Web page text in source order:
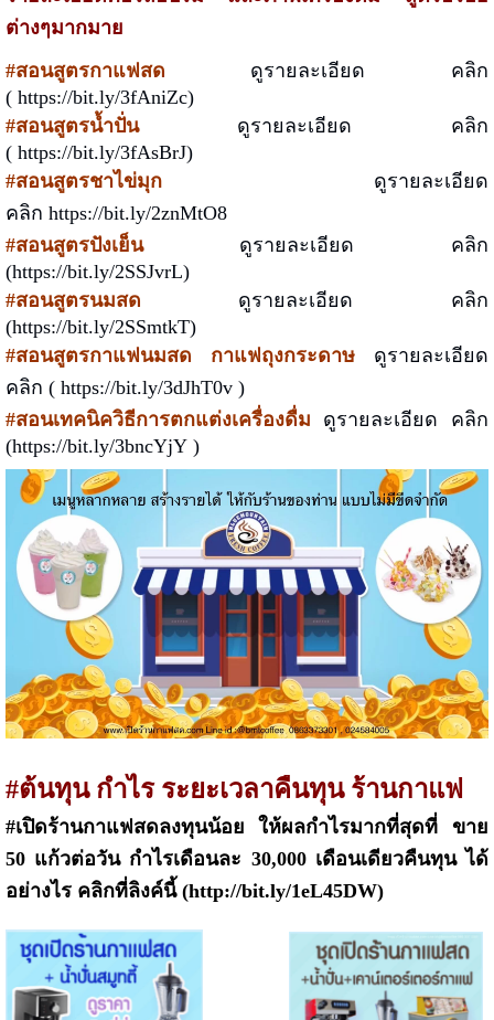
ต่างๆมากมาย
#สอนสูตรกาแฟสด ดูรายละเอียด คลิก
( https://bit.ly/3fAniZc)
#สอนสูตรน้ำปั่นดูรายละเอียด คลิก
( https://bit.ly/3fAsBrJ)
#สอนสูตรชาไข่มุกดูรายละเอียด
คลิก https://bit.ly/2znMtO8
#สอนสูตรปังเย็นดูรายละเอียด คลิก
(https://bit.ly/2SSJvrL)
#สอนสูตรนมสด ดูรายละเอียด คลิก
(https://bit.ly/2SSmtkT)
#สอนสูตรกาแฟนมสด กาแฟถุงกระดาษ ดูรายละเอียด
คลิก ( https://bit.ly/3dJhT0v)
#สอนเทคนิควิธีการตกแต่งเครื่องดื่ม ดูรายละเอียด คลิก
(https://bit.ly/3bncYjY)
#ต้นทุน กำไร ระยะเวลาคืนทุน ร้านกาแฟ
#เปิดร้านกาแฟสดลงทุนน้อย ให้ผลกำไรมากที่สุดที่ ขาย
50 แก้วต่อวัน กำไรเดือนละ 30,000 เดือนเดียวคืนทุน ได้
อย่างไร คลิกที่ลิงค์นี้ (http://bit.ly/1eL45DW)